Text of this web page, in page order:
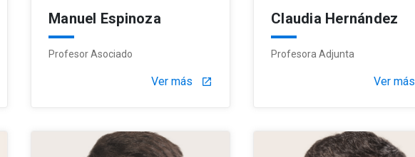
Manuel Espinoza
Profesor Asociado
Ver más launch
Claudia Hernández
Profesora Adjunta
Ver más